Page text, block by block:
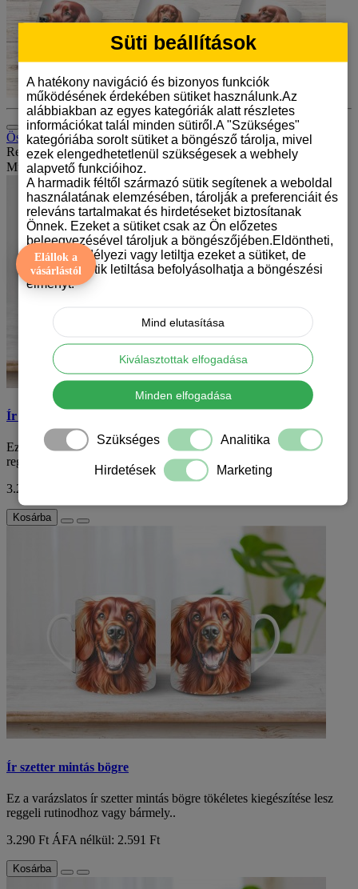
Összehasonlítás (0)
Rendezés:
Mutat:
Ír szetter mintás bögre
Ez a varázslatos ír szetter mintás bögre tökéletes kiegészítése lesz
reggeli rutinodhoz vagy bármely..
3.290 Ft
Kosárba
Ír szetter mintás bögre
Ez a varázslatos ír szetter mintás bögre tökéletes kiegészítése lesz
reggeli rutinodhoz vagy bármely..
3.290 Ft ÁFA nélkül: 2.591 Ft
Kosárba
Elállok a
vásárlástól
Süti beállítások
A hatékony navigáció és bizonyos funkciók
működésének érdekében sütiket használunk.Az
alábbiakban az egyes kategóriák alatt részletes
információkat talál minden sütiről.A "Szükséges"
kategóriába sorolt sütiket a böngésző tárolja, mivel
ezek elengedhetetlenül szükségesek a webhely
alapvető funkcióihoz.
A harmadik féltől származó sütik segítenek a weboldal
használatának elemzésében, tárolják a preferenciáit és
releváns tartalmakat és hirdetéseket biztosítanak
Önnek. Ezeket a sütiket csak az Ön előzetes
beleegyezésével tároljuk a böngészőjében.Eldöntheti,
hogy engedélyezi vagy letiltja ezeket a sütiket, de
bizonyos sütik letiltása befolyásolhatja a böngészési
élményt.
Mind elutasítása
Kiválasztottak elfogadása
Minden elfogadása
Szükséges Analitika
Hirdetések Marketing